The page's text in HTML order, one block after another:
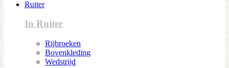
Ruiter
In Ruiter
Rijbroeken
Bovenkleding
Wedstrijd